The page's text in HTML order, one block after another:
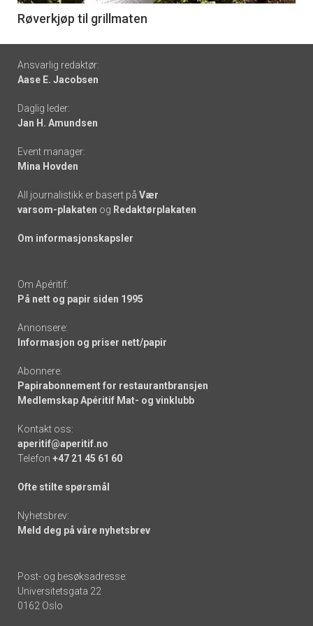
6
Røverkjøp til grillmaten
Footer
-
links
Ansvarlig redaktør:
Aase E. Jacobsen
Daglig leder:
Jan H. Amundsen
Event manager:
Mina Hovden
All journalistikk er basert på Vær
varsom-plakaten og Redaktørplakaten
Om informasjonskapsler
Om Apéritif:
På nett og papir siden 1995
Annonsere:
Informasjon og priser nett/papir
Abonnere:
Papirabonnement for restaurantbransjen
Medlemskap Apéritif Mat- og vinklubb
Kontakt oss:
aperitif@aperitif.no
Telefon +47 21 45 61 60
Ofte stilte spørsmål
Nyhetsbrev:
Meld deg på våre nyhetsbrev
Post- og besøksadresse:
Universitetsgata 22
0162 Oslo